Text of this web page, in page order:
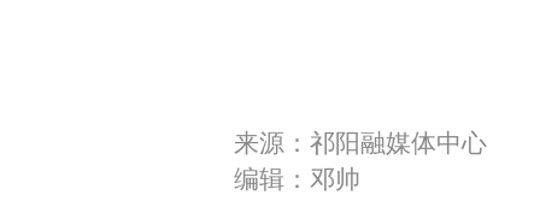
来源：祁阳融媒体中心
编辑：邓帅